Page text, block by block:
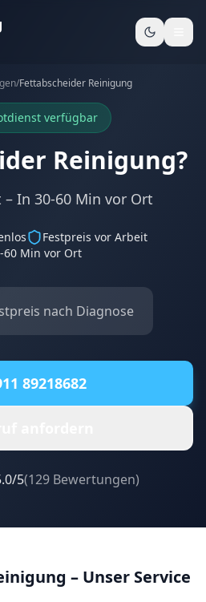
/Fettabscheider Reinigung
verfügbar
Reinigung?
In 30-60 Min vor Ort
Festpreis vor Arbeit
60 Min vor Ort
nach Diagnose
89218682
5(129Bewertungen)
– Unser Service